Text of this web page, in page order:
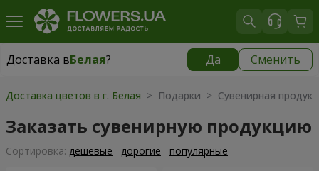
Доставка вБелая? Да Сменить
Доставка вБелая|
Доставка цветов в г. Белая > Подарки > Сувенирная
Заказать сувенирную продукцию
Cортировка: дешевые дорогие популярные